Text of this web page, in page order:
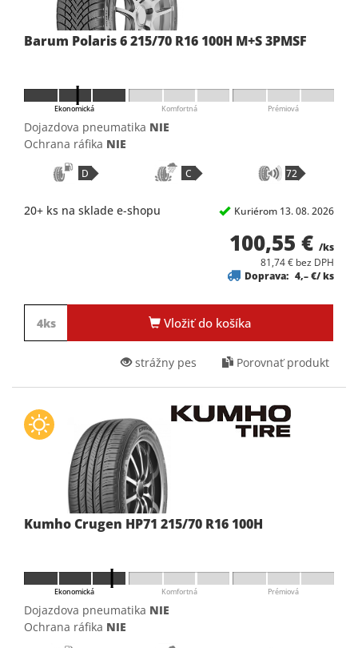
Barum Polaris 6 215/70 R16 100H M+S 3PMSF
Ekonomická Komfortná Prémiová
Dojazdova pneumatika NIE
Ochrana ráfika NIE
D C 72
20+ ks na sklade e-shopu Kuriérom 13. 08. 2026
Vložiť do košíka
100,55 € /ks
81,74 € bez DPH
Doprava: 4,– €/ ks
strážny pes Porovnať produkt
Kumho Crugen HP71 215/70 R16 100H
Ekonomická Komfortná Prémiová
Dojazdova pneumatika NIE
Ochrana ráfika NIE